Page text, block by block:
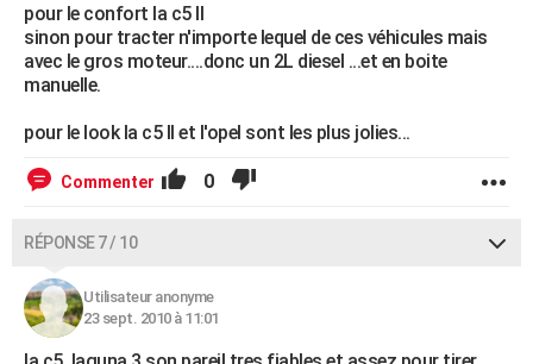
pour le confort la c5 ll
sinon pour tracter n'importe lequel de ces véhicules mais
avec le gros moteur....donc un 2L diesel ...et en boite
manuelle.
pour le look la c5 ll et l'opel sont les plus jolies...
Commenter 0
RÉPONSE 7 / 10
Utilisateur anonyme
23 sept. 2010 à 11:01